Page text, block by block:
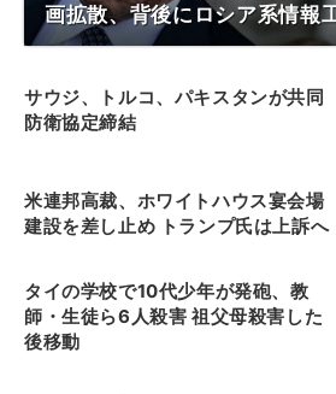
画拡散、背後にロシア系情報
サウジ、トルコ、パキスタンが共同
防衛協定締結
米連邦高裁、ホワイトハウス宴会場
建設を差し止め トランプ氏は上訴へ
タイの学校で10代少年が発砲、教
師・生徒ら6人殺害 祖父母殺害した
後移動